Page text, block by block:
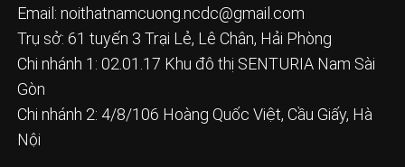
Email: noithatnamcuong.ncdc@gmail.com
Trụ sở: 61 tuyến 3 Trại Lẻ, Lê Chân, Hải Phòng
Chi nhánh 1: 02.01.17 Khu đô thị SENTURIA Nam Sài
Gòn
Chi nhánh 2: 4/8/106 Hoàng Quốc Việt, Cầu Giấy, Hà
Nội